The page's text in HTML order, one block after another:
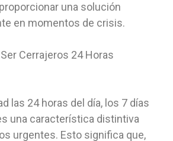
una solución
en momentos de crisis.
Cerrajeros 24 Horas
las 24 horas del día, los 7 días
una característica distintiva
urgentes. Esto significa que,